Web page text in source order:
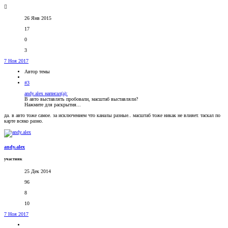
26 Янв 2015
17
0
3
7 Ноя 2017
Автор темы
#3
andy.alex написал(а):
В авто выставлять пробовали, масштаб выставляли?
Нажмите для раскрытия...
да. в авто тоже самое. за исключением что каналы разные.. масштаб тоже никак не влияет. таскал по
карте всяко разно.
andy.alex
участник
25 Дек 2014
96
8
10
7 Ноя 2017